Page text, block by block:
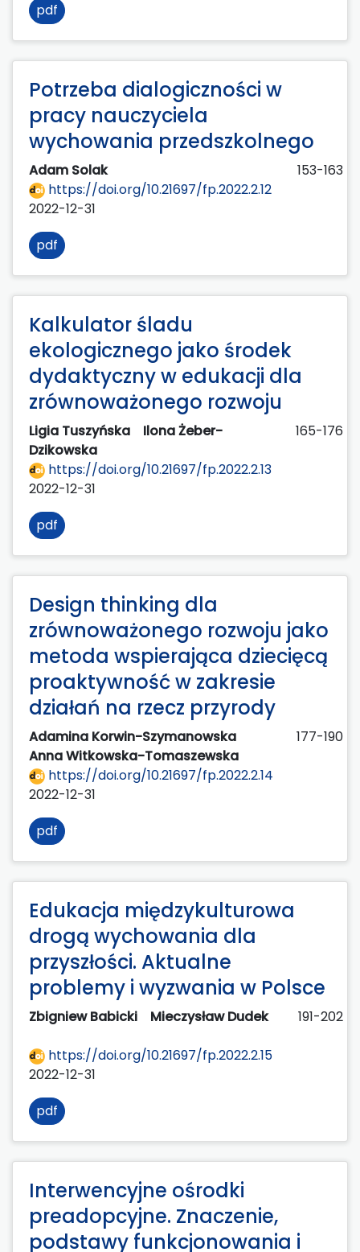
pdf
Potrzeba dialogiczności w
pracy nauczyciela
wychowania przedszkolnego
Adam Solak
153-163
https://doi.org/10.21697/fp.2022.2.12
2022-12-31
pdf
Kalkulator śladu
ekologicznego jako środek
dydaktyczny w edukacji dla
zrównoważonego rozwoju
Ligia Tuszyńska
Ilona Żeber-
Dzikowska
165-176
https://doi.org/10.21697/fp.2022.2.13
2022-12-31
pdf
Design thinking dla
zrównoważonego rozwoju jako
metoda wspierająca dziecięcą
proaktywność w zakresie
działań na rzecz przyrody
Adamina Korwin-Szymanowska
Anna Witkowska-Tomaszewska
177-190
https://doi.org/10.21697/fp.2022.2.14
2022-12-31
pdf
Edukacja międzykulturowa
drogą wychowania dla
przyszłości. Aktualne
problemy i wyzwania w Polsce
Zbigniew Babicki Mieczysław Dudek 191-202
https://doi.org/10.21697/fp.2022.2.15
2022-12-31
pdf
Interwencyjne ośrodki
preadopcyjne. Znaczenie,
podstawy funkcjonowania i